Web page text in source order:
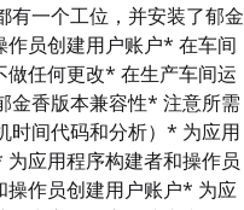
有一个工位，并安装了郁金
员创建用户账户* 在车间
任何更改* 在生产车间运
金香版本兼容性* 注意所需
时间代码和分析）* 为应用
应用程序构建者和操作员
作员创建用户账户* 为应